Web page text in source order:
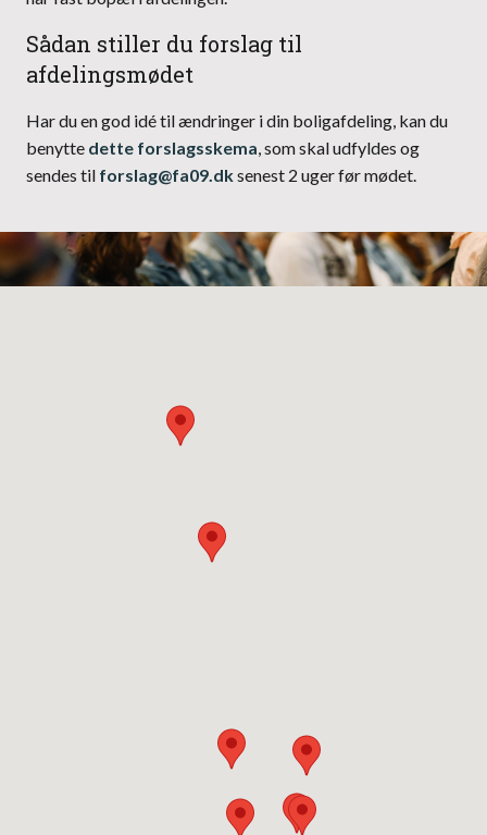
Sådan stiller du forslag til
afdelingsmødet
Har du en god idé til ændringer i din boligafdeling, kan du
benytte dette forslagsskema, som skal udfyldes og
sendes til forslag@fa09.dksenest 2 uger før mødet.